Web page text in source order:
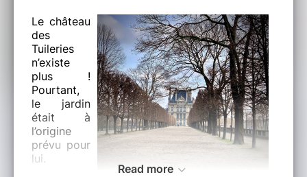
​​​​​​​Le château
des
Tuileries
n’existe
plus !
Pourtant,
le jardin
était à
l’origine
prévu pour
lui.
Read more